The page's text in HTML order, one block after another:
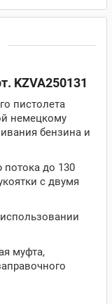
KZVA250131
пистолета
немецкому
бензина и
потока до 130
с двумя
муфта,